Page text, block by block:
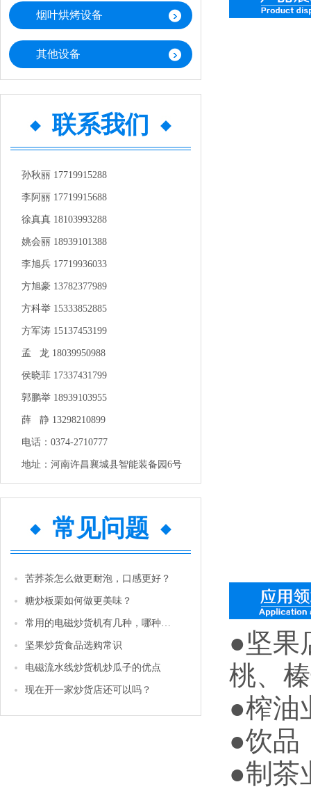
烟叶烘烤设备
其他设备
联系我们
孙秋丽 17719915288
李阿丽 17719915688
徐真真 18103993288
姚会丽 18939101388
李旭兵 17719936033
方旭豪 13782377989
方科举 15333852885
方军涛 15137453199
孟 龙 18039950988
侯晓菲 17337431799
郭鹏举 18939103955
薛 静 13298210899
电话：0374-2710777
地址：河南许昌襄城县智能装备园6号
常见问题
苦荞茶怎么做更耐泡，口感更好？
糖炒板栗如何做更美味？
常用的电磁炒货机有几种，哪种性价比更高一些？
坚果炒货食品选购常识
电磁流水线炒货机炒瓜子的优点
现在开一家炒货店还可以吗？
●坚果
桃、
●榨油
●饮品
●制茶